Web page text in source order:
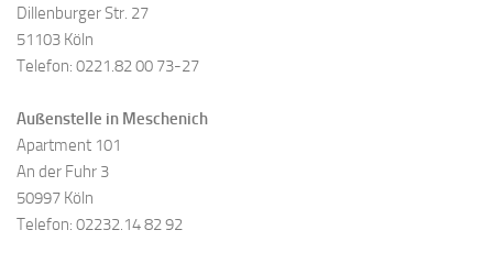
Dillenburger Str. 27
51103 Köln
Telefon: 0221.82 00 73-27
Außenstelle in Meschenich
Apartment 101
An der Fuhr 3
50997 Köln
Telefon: 02232.14 82 92